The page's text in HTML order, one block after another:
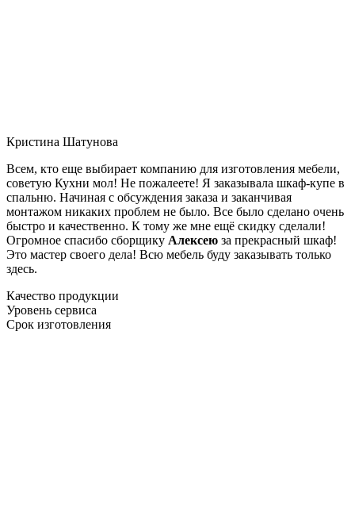
Кристина Шатунова
Всем, кто еще выбирает компанию для изготовления мебели,
советую Кухни мол! Не пожалеете! Я заказывала шкаф-купе в
спальню. Начиная с обсуждения заказа и заканчивая
монтажом никаких проблем не было. Все было сделано очень
быстро и качественно. К тому же мне ещё скидку сделали!
Огромное спасибо сборщику Алексею за прекрасный шкаф!
Это мастер своего дела! Всю мебель буду заказывать только
здесь.
Качество продукции
Уровень сервиса
Срок изготовления